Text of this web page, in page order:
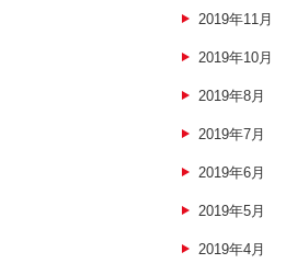
2019年11月
2019年10月
2019年8月
2019年7月
2019年6月
2019年5月
2019年4月